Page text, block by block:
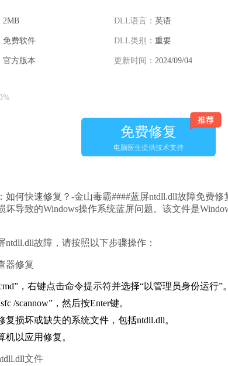
2MB
免费软件
官方版本
DLL语言： 英语
DLL类别： 重要
更新时间： 2024/09/04
免费修复
电脑医生提供技术支持
如何快速修复？-金山毒霸####蓝屏ntdll.dll故障免费
坏导致的Windows操作系统蓝屏问题。该文件是
故障，请按照以下步骤操作：
器修复
，右键点击命令提示符并选择“以管理员身份运行”。
/scannow”，然后按Enter键。
损坏或缺失的系统文件，包括ntdll.dll。
以应用修复。
文件